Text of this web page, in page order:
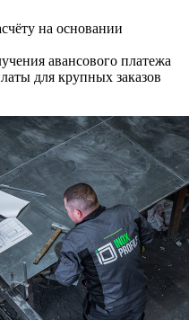
на основании
авансового платежа
для крупных заказов